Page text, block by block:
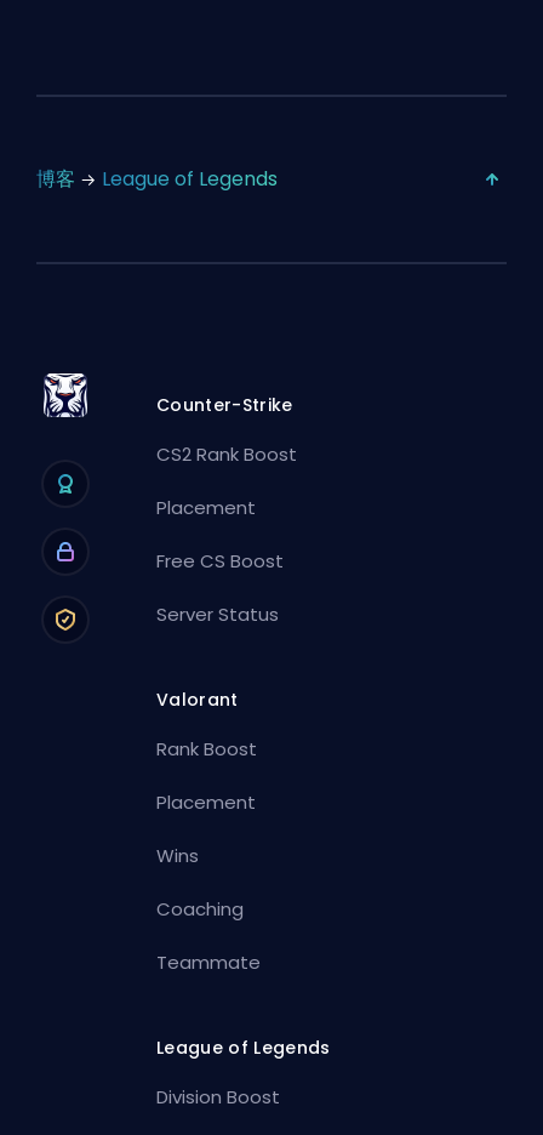
博客 League of Legends
Counter-Strike
CS2 Rank Boost
Placement
Free CS Boost
Server Status
Valorant
Rank Boost
Placement
Wins
Coaching
Teammate
League of Legends
Division Boost